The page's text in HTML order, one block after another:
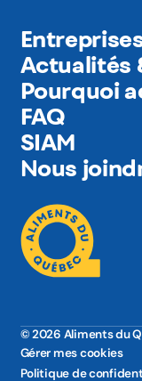
Actualités
Pourquoi
FAQ
SIAM
Nous
© 2026 Aliments du
Gérer mes cookies
Politique de